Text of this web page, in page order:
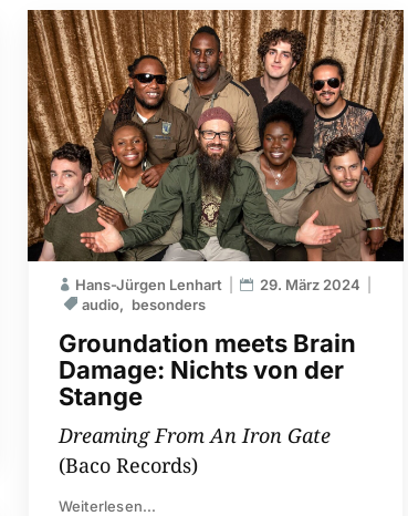
Groundation meets Brain
Damage: Nichts von der
Stange
Hans-Jürgen Lenhart
29. März 2024
audio
besonders
Dreaming From An Iron Gate
(Baco Records)
Weiterlesen...